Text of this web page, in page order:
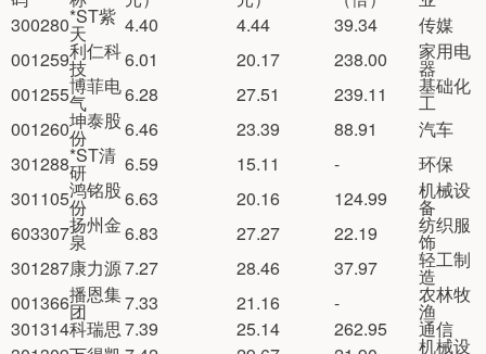
300280*ST紫
天 4.40 4.44 39.34
传媒
001259利仁科
技 6.01 20.17 238.00 家用电
器
001255博菲电
气 6.28 27.51 239.11 基础化
工
001260坤泰股
份 6.46 23.39 88.91
汽车
301288*ST清
研 6.59 15.11 -
环保
301105鸿铭股
份 6.63 20.16 124.99 机械设
备
603307扬州金
泉 6.83 27.27 22.19 纺织服
饰
301287康力源7.27 28.46 37.97 轻工制
造
001366播恩集
团 7.33 21.16 - 农林牧
渔
301314科瑞思7.39 25.14 262.95
通信
机械设